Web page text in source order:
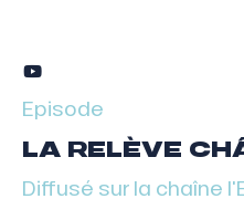
Episode
LA RELÈVE
Diffusé sur la chaîne